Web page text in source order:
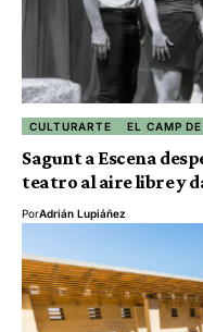
CULTURARTE EL CAMP
Sagunt a Escena
teatro al aire libre y
PorAdrián Lupiáñez